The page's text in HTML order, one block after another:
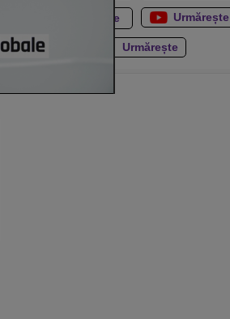
Urmărește Urmărește
Urmărește